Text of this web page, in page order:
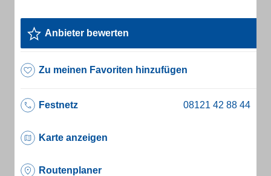
Anbieter bewerten
Zu meinen Favoriten hinzufügen
Festnetz
Karte anzeigen
Routenplaner